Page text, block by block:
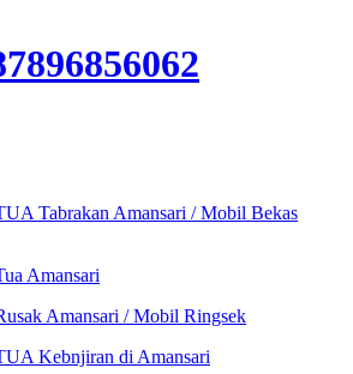
Tabrakan Amansari / Mobil Bekas
Amansari
Amansari / Mobil Ringsek
Kebnjiran di Amansari